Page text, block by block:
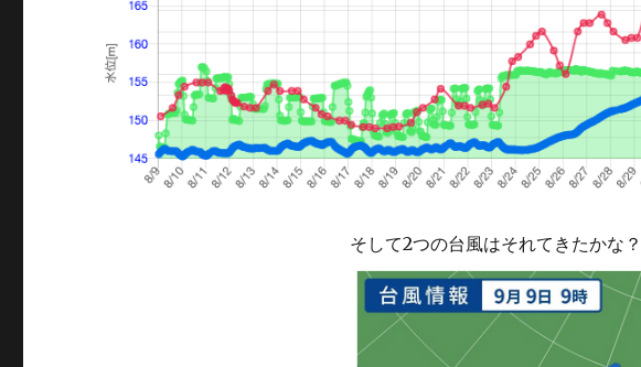
そして2つの台風はそれてきたかな？